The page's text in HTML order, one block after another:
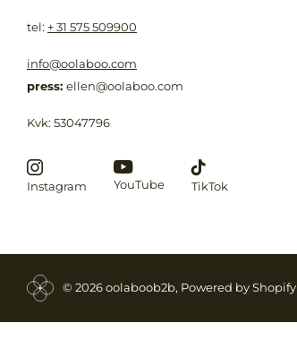
​tel: + 31 575 509900
info@oolaboo.com
press: ellen@oolaboo.com
Kvk: 53047796
Instagram YouTube TikTok
© 2026oolaboob2b, Powered by Shopify